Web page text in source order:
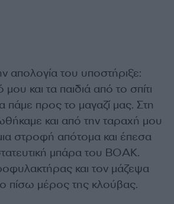
απολογία του υποστήριξε:
και τα παιδιά από το σπίτι
πάμε προς το μαγαζί μας. Στη
και από την ταραχή μου
στροφή απότομα και έπεσα
μπάρα του ΒΟΑΚ.
και τον μάζεψα
πίσω μέρος της κλούβας.